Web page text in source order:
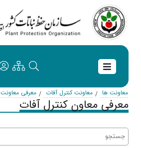
معاونت ها معاونت کنترل آفات معرفی معاونت
معرفی معاون کنترل آفات